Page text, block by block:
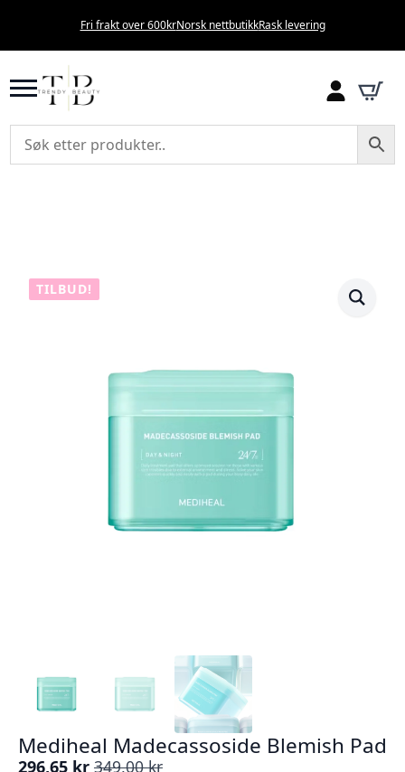
Fri frakt over 600krNorsk nettbutikkRask levering
TILBUD!
Mediheal Madecassoside Blemish Pad
349,00kr
296,65 kr